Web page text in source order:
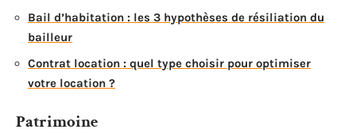
Bail d’habitation : les 3 hypothèses de résiliation du
bailleur
Contrat location : quel type choisir pour optimiser
votre location ?
Patrimoine